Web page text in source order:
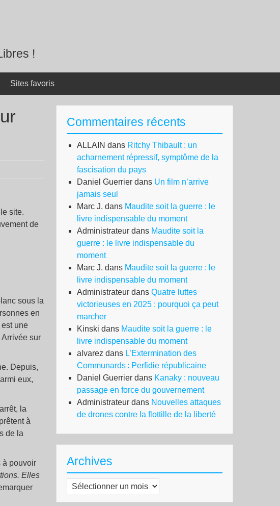
!
Sites favoris
site.
de
sous la
en
une
sur
Depuis,
eux,
la
à
de la
à pouvoir
Elles
Commentaires récents
ALLAIN dans Ritchy Thibault : un
acharnement répressif, symptôme de la
fascisation du pays
Daniel Guerrier dans Un film n’arrive
jamais seul
Marc J. dans Maudite soit la guerre : le
livre indispensable du moment
Administrateur dans Maudite soit la
guerre : le livre indispensable du
moment
Marc J. dans Maudite soit la guerre : le
livre indispensable du moment
Administrateur dans Quatre luttes
victorieuses en 2025 : pourquoi ça peut
marcher
Kinski dans Maudite soit la guerre : le
livre indispensable du moment
alvarez dans L’Extermination des
Communards : Perfidie républicaine
Daniel Guerrier dans Kanaky : nouveau
passage en force du gouvernement
Administrateur dans Nouvelles attaques
de drones contre la flottille de la liberté
Archives
Archives